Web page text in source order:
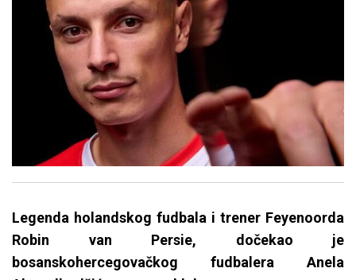
Legenda holandskog fudbala i trener Feyenoorda
Robin van Persie, dočekao je
bosanskohercegovačkog fudbalera Anela